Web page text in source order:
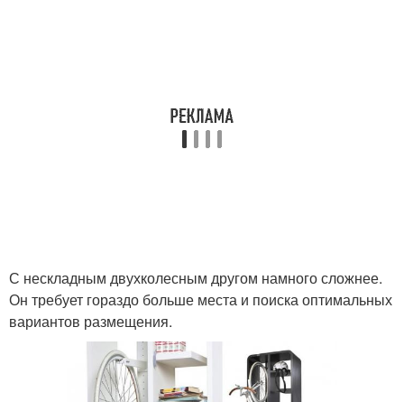
С нескладным двухколесным другом намного сложнее.
Он требует гораздо больше места и поиска оптимальных
вариантов размещения.